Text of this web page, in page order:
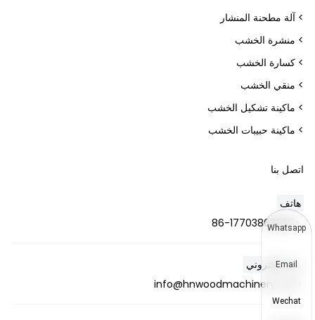
> آلة مطحنة المنشار
> منشرة الخشب
> كسارة الخشب
> منقي الخشب
> ماكينة تشكيل الخشب
> ماكينة حبيبات الخشب
اتصل بنا
هاتف
+86-17703863868
بريد إلكتروني
info@hnwoodmachinery.com
Whatsapp
Email
Wechat